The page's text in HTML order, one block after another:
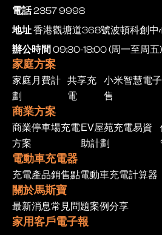
電話2357 9998
地址香港觀塘道368號波頓科創中
辦公時間 09:30-18:00 (周一至周五)
家庭方案
家庭月費計
劃
共享充
電
小米智慧電
售
商業方案
商業停車場充電
方案
EV屋苑充電易資
助計劃
電動車充電器
充電產品銷售點電動車充電計算器
關於馬斯寶
最新消息常見問題案例分享
家用客戶電子報